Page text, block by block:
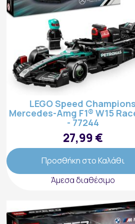
LEGO Speed Champions
Mercedes-Amg F1® W15
- 77244
27,99 €
Προσθήκη στο Καλάθι
Άμεσα διαθέσιμο